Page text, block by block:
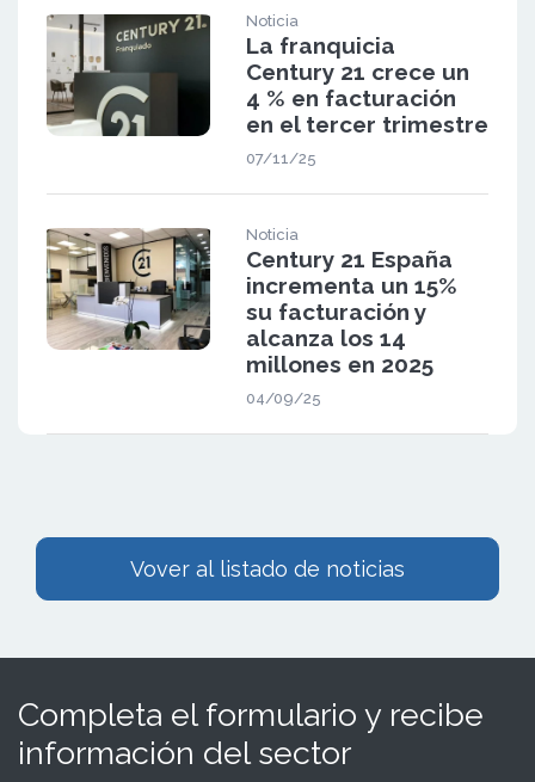
Noticia
La franquicia
Century 21 crece un
4 % en facturación
en el tercer trimestre
07/11/25
Noticia
Century 21 España
incrementa un 15%
su facturación y
alcanza los 14
millones en 2025
04/09/25
Vover al listado de noticias
Completa el formulario y recibe
información del sector